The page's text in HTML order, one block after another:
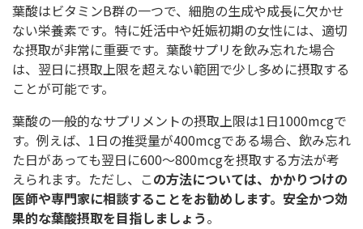
葉酸はビタミンB群の一つで、細胞の生成や成長に欠かせ
ない栄養素です。特に妊活中や妊娠初期の女性には、適切
な摂取が非常に重要です。葉酸サプリを飲み忘れた場合
は、翌日に摂取上限を超えない範囲で少し多めに摂取する
ことが可能です。
葉酸の一般的なサプリメントの摂取上限は1日1000mcgで
す。例えば、1日の推奨量が400mcgである場合、飲み忘れ
た日があっても翌日に600〜800mcgを摂取する方法が考
えられます。ただし、この方法については、かかりつけの
医師や専門家に相談することをお勧めします。安全かつ効
果的な葉酸摂取を目指しましょう。